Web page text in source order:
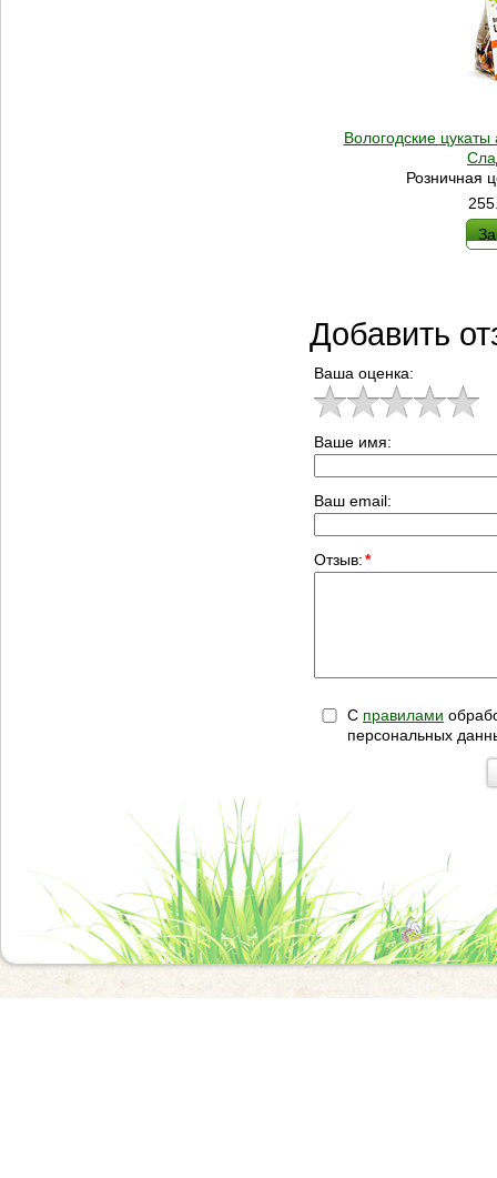
Вологодские цукаты
Розничная
Добавить
Ваша оценка:
Ваше имя:
Ваш email:
Отзыв:*
С правилами
персональных